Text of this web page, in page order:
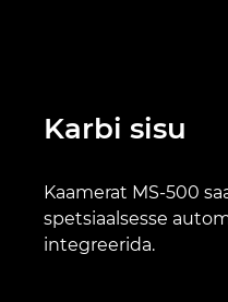
Karbi sisu
Kaamerat MS-500
spetsiaalsesse
integreerida.